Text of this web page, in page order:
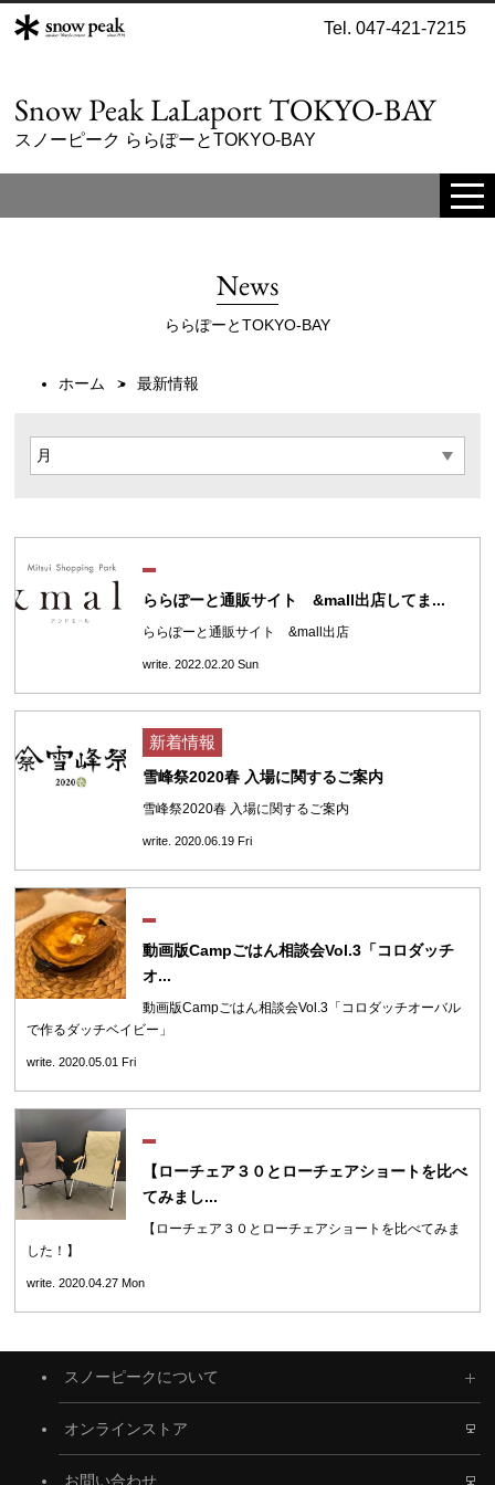
Snow Peak LaLaport TOKYO-BAY
スノーピーク ららぽーとTOKYO-BAY
Tel. 047-421-7215
News
ららぽーとTOKYO-BAY
ホーム 最新情報
ららぽーと通販サイト &mall出店してま...
ららぽーと通販サイト &mall出店
write. 2022.02.20 Sun
新着情報
雪峰祭2020春 入場に関するご案内
雪峰祭2020春 入場に関するご案内
write. 2020.06.19 Fri
動画版Campごはん相談会Vol.3「コロダッチ
オ...
動画版Campごはん相談会Vol.3「コロダッチオーバル
で作るダッチベイビー」
write. 2020.05.01 Fri
【ローチェア３０とローチェアショートを比べ
てみまし...
【ローチェア３０とローチェアショートを比べてみま
した！】
write. 2020.04.27 Mon
スノーピークについて
オンラインストア
お問い合わせ